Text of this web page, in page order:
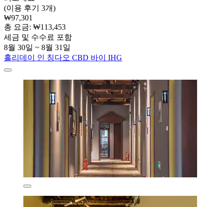
(이용 후기 3개)
₩97,301
총 요금: ₩113,453
세금 및 수수료 포함
8월 30일 ~ 8월 31일
홀리데이 인 칭다오 CBD 바이 IHG